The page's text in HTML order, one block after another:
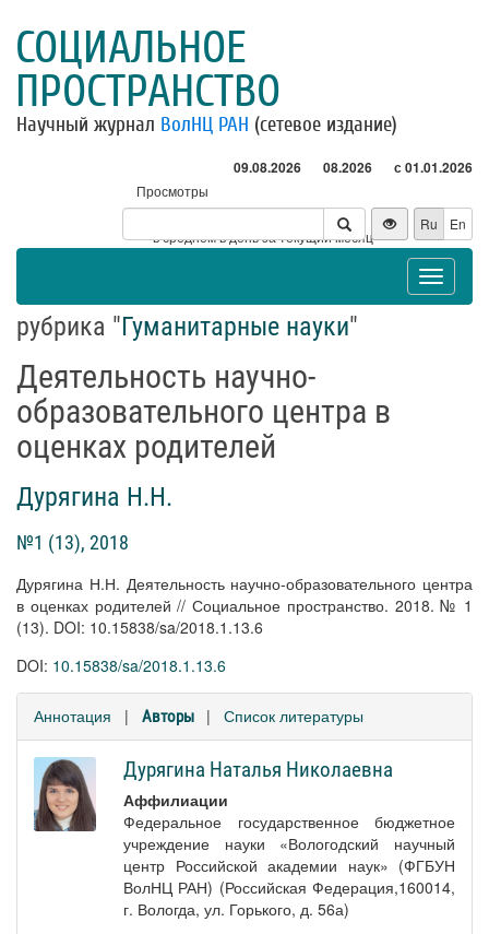
СОЦИАЛЬНОЕ
ПРОСТРАНСТВО
Научный журнал ВолНЦ РАН (сетевое издание)
09.08.2026 08.2026 с 01.01.2026
Просмотры
Посетители
* - в среднем в день за текущий месяц
Ru En
Toggle
рубрика "Гуманитарные науки"
Деятельность научно-
образовательного центра в
оценках родителей
Дурягина Н.Н.
№1 (13), 2018
Дурягина Н.Н. Деятельность научно-образовательного центра
в оценках родителей // Социальное пространство. 2018. № 1
(13). DOI: 10.15838/sa/2018.1.13.6
DOI: 10.15838/sa/2018.1.13.6
Аннотация | Авторы | Список литературы
Дурягина Наталья Николаевна
Аффилиации
Федеральное государственное бюджетное
учреждение науки «Вологодский научный
центр Российской академии наук» (ФГБУН
ВолНЦ РАН) (Российская Федерация,160014,
г. Вологда, ул. Горького, д. 56а)